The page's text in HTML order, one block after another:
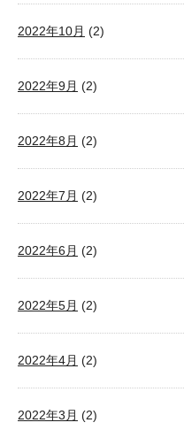
2022年10月 (2)
2022年9月 (2)
2022年8月 (2)
2022年7月 (2)
2022年6月 (2)
2022年5月 (2)
2022年4月 (2)
2022年3月 (2)